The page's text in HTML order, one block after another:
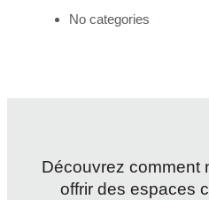
No categories
Découvrez comment
offrir des espaces